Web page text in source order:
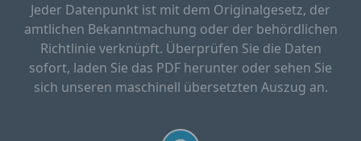
Jeder Datenpunkt ist mit dem Originalgesetz, der
amtlichen Bekanntmachung oder der behördlichen
Richtlinie verknüpft. Überprüfen Sie die Daten
sofort, laden Sie das PDF herunter oder sehen Sie
sich unseren maschinell übersetzten Auszug an.